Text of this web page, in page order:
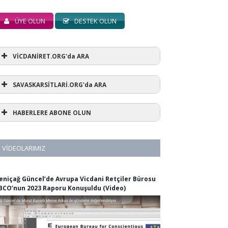
ÜYE OLUN DESTEK OLUN
VİCDANİRET.ORG'da ARA
SAVASKARSİTLARİ.ORG'da ARA
HABERLERE ABONE OLUN
VIDEOLARIMIZ
Güncel’de Avrupa Vicdani Retçiler Bürosu
2023 Raporu Konuşuldu (Video)